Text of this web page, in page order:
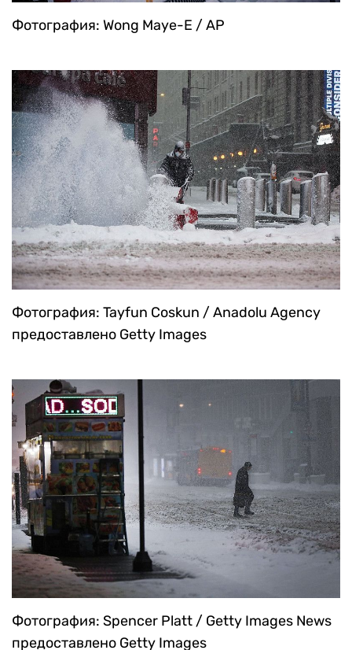
Фотография: Wong Maye-E / AP
Фотография: Tayfun Coskun / Anadolu Agency
предоставлено Getty Images
Фотография: Spencer Platt / Getty Images News
предоставлено Getty Images